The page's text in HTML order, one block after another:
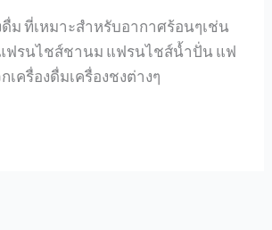
ม ที่เหมาะสำหรับอากาศร้อนๆเช่น
ฟรนไชส์ชานม แฟรนไชส์น้ำปั่น แฟ
ครื่องดื่มเครื่องชงต่างๆ